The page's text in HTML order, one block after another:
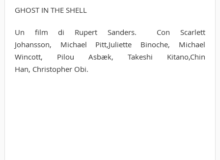
GHOST IN THE SHELL
Un film di Rupert Sanders. Con Scarlett
Johansson, Michael Pitt,Juliette Binoche, Michael
Wincott, Pilou Asbæk, Takeshi Kitano,Chin
Han, Christopher Obi.